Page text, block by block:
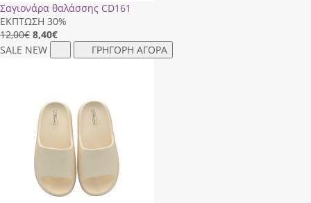
Σαγιονάρα θαλάσσης CD161
ΕΚΠΤΩΣΗ 30%
12,00€ 8,40€
SALE NEW ΓΡΗΓΟΡΗ ΑΓΟΡΑ